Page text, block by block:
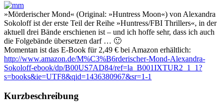
»Mörderischer Mond« (Original: »Huntress Moon«) von Alexandra
Sokoloff ist der erste Teil der Reihe »Huntress/FBI Thrillers«, in der
aktuell drei Bände erschienen ist – und ich hoffe sehr, dass ich auch
die Folgebände übersetzen darf … 🙂
Momentan ist das E-Book für 2,49 € bei Amazon erhältlich:
http://www.amazon.de/M%C3%B6rderischer-Mond-Alexandra-
Sokoloff-ebook/dp/B00US7AD84/ref=la_B001IXTUR2_1_1?
s=books&ie=UTF8&qid=1436380967&sr=1-1
Kurzbeschreibung